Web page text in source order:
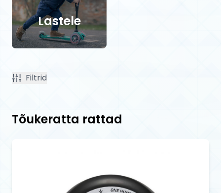
Lastele
Filtrid
Tõukeratta rattad